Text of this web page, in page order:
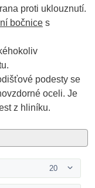
proti uklouznutí.
bočnice s
podesty se
oceli. Je
z hliníku.
20